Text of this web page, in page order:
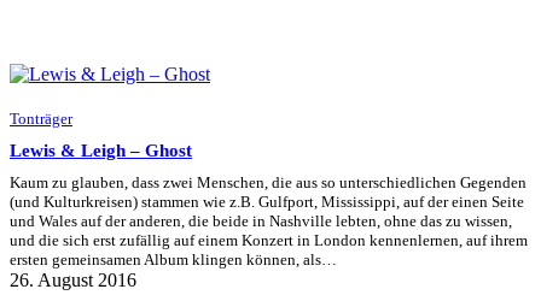
Tonträger
Lewis & Leigh – Ghost
Kaum zu glauben, dass zwei Menschen, die aus so unterschiedlichen Gegenden
(und Kulturkreisen) stammen wie z.B. Gulfport, Mississippi, auf der einen Seite
und Wales auf der anderen, die beide in Nashville lebten, ohne das zu wissen,
und die sich erst zufällig auf einem Konzert in London kennenlernen, auf ihrem
ersten gemeinsamen Album klingen können, als…
26. August 2016